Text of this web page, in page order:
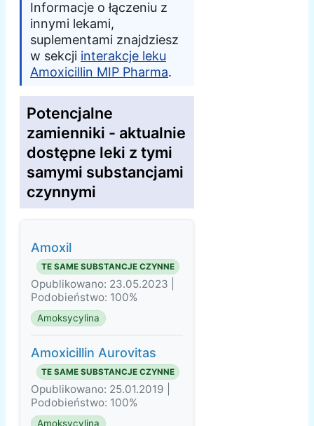
Informacje o łączeniu z
innymi lekami,
suplementami znajdziesz
w sekcji interakcje leku
Amoxicillin MIP Pharma.
Potencjalne
zamienniki - aktualnie
dostępne leki z tymi
samymi substancjami
czynnymi
Amoxil
TE SAME SUBSTANCJE CZYNNE
Opublikowano: 23.05.2023 |
Podobieństwo: 100%
Amoksycylina
Amoxicillin Aurovitas
TE SAME SUBSTANCJE CZYNNE
Opublikowano: 25.01.2019 |
Podobieństwo: 100%
Amoksycylina